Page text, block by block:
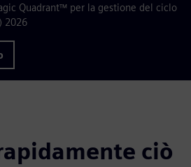
Quadrant™ per la gestione del ciclo
2026
ciò